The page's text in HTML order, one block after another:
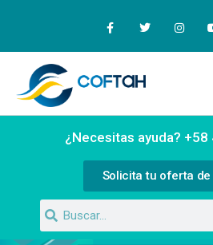
¿Necesitas ayuda?
Solicita tu oferta